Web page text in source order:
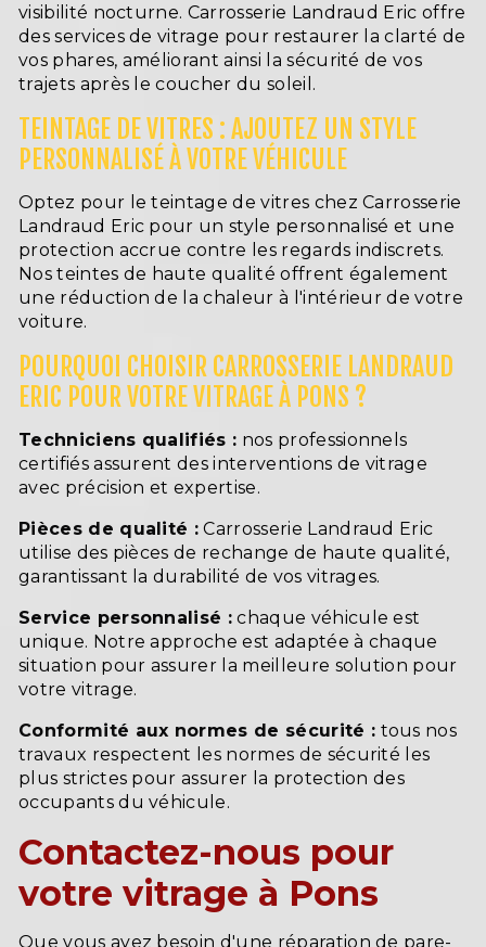
visibilité nocturne. Carrosserie Landraud Eric offre
des services de vitrage pour restaurer la clarté de
vos phares, améliorant ainsi la sécurité de vos
trajets après le coucher du soleil.
TEINTAGE DE VITRES : AJOUTEZ UN STYLE
PERSONNALISÉ À VOTRE VÉHICULE
Optez pour le teintage de vitres chez Carrosserie
Landraud Eric pour un style personnalisé et une
protection accrue contre les regards indiscrets.
Nos teintes de haute qualité offrent également
une réduction de la chaleur à l'intérieur de votre
voiture.
POURQUOI CHOISIR CARROSSERIE LANDRAUD
ERIC POUR VOTRE VITRAGE À PONS ?
Techniciens qualifiés : nos professionnels
certifiés assurent des interventions de vitrage
avec précision et expertise.
Pièces de qualité : Carrosserie Landraud Eric
utilise des pièces de rechange de haute qualité,
garantissant la durabilité de vos vitrages.
Service personnalisé : chaque véhicule est
unique. Notre approche est adaptée à chaque
situation pour assurer la meilleure solution pour
votre vitrage.
Conformité aux normes de sécurité : tous nos
travaux respectent les normes de sécurité les
plus strictes pour assurer la protection des
occupants du véhicule.
Contactez-nous pour
votre vitrage à Pons
Que vous ayez besoin d'une réparation de pare-